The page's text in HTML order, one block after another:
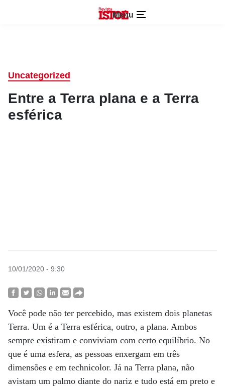
Menu
Uncategorized
Entre a Terra plana e a Terra
esférica
10/01/2020 - 9:30
Você pode não ter percebido, mas existem dois planetas
Terra. Um é a Terra esférica, outro, a plana. Ambos
sempre existiram e conviviam com certo equilíbrio. No
que é uma esfera, as pessoas enxergam em três
dimensões e em technicolor. Já na Terra plana, não
avistam um palmo diante do nariz e tudo está em preto e